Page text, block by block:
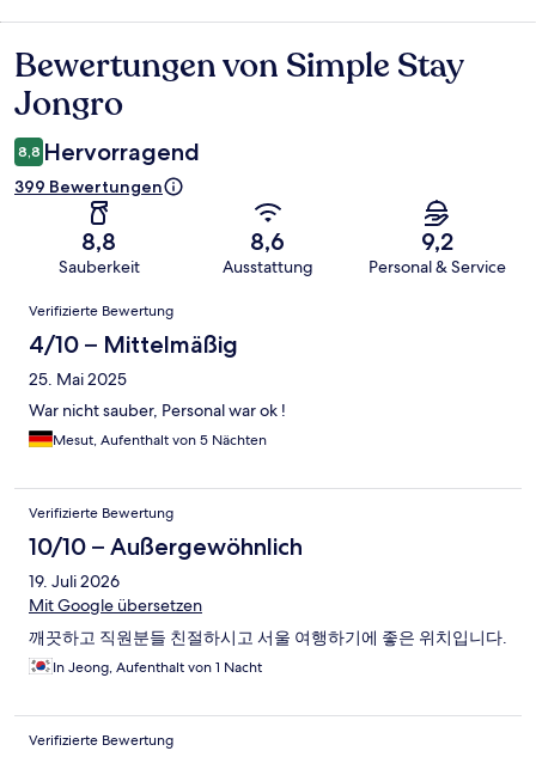
Bewertungen
Bewertungen von Simple Stay
Jongro
8,8 Hervorragend
399 Bewertungen
8,8
Sauberkeit
8,6
Ausstattung
9,2
Personal & Service
Bewertungen
Verifizierte Bewertung
4/10 – Mittelmäßig
25. Mai 2025
War nicht sauber, Personal war ok !
Mesut, Aufenthalt von 5 Nächten
Verifizierte Bewertung
10/10 – Außergewöhnlich
19. Juli 2026
Mit Google übersetzen
깨끗하고 직원분들 친절하시고 서울 여행하기에 좋은 위치입니다.
In Jeong, Aufenthalt von 1 Nacht
Verifizierte Bewertung